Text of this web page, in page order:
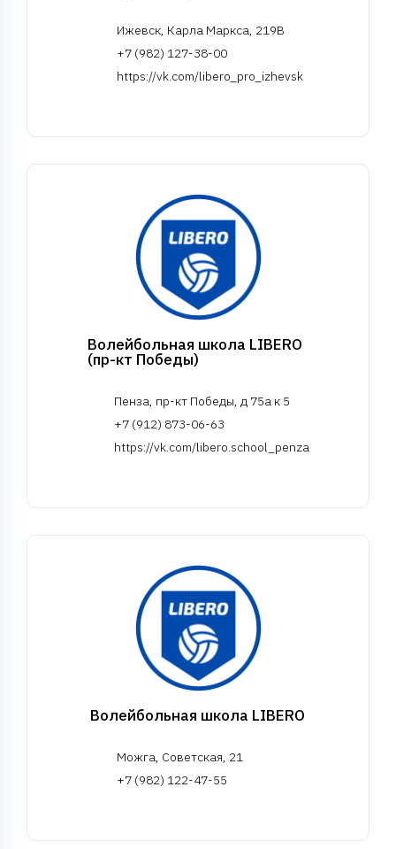
Ижевск, Карла Маркса, 219В
+7 (982) 127-38-00
https://vk.com/libero_pro_izhevsk
Волейбольная школа LIBERO
(пр-кт Победы)
Пенза, пр-кт Победы, д 75а к 5
+7 (912) 873-06-63
https://vk.com/libero.school_penza
Волейбольная школа LIBERO
Можга, Советская, 21
+7 (982) 122-47-55